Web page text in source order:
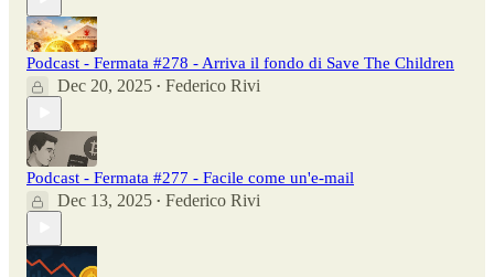
Podcast - Fermata #278 - Arriva il fondo di Save The Children
Dec 20, 2025 • Federico Rivi
Podcast - Fermata #277 - Facile come un'e-mail
Dec 13, 2025 • Federico Rivi